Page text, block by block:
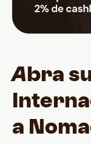
A bra
a